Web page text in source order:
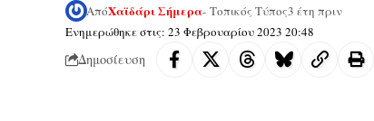
Ενημερώθηκε στις: 23 Φεβρουαρίου 2023 20:48
ΑπόΧαϊδάρι Σήμερα- Τοπικός Τύπος3 έτη πριν
Δημοσίευση